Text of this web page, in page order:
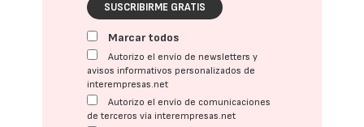
SUSCRIBIRME GRATIS
Marcar todos
Autorizo el envío de newsletters y
avisos informativos personalizados de
interempresas.net
Autorizo el envío de comunicaciones
de terceros vía interempresas.net